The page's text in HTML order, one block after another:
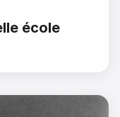
école